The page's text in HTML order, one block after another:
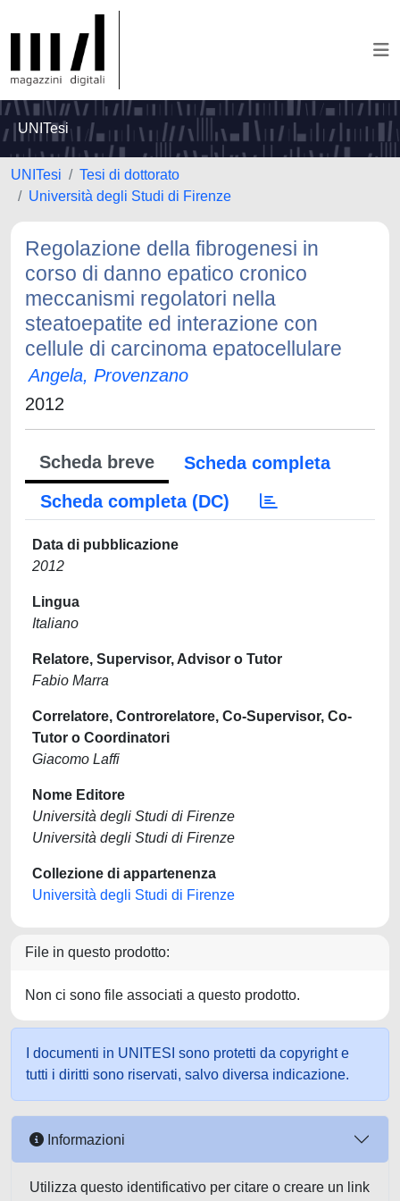
UNITesi
UNITesi
Tesi di dottorato
Università degli Studi di Firenze
Regolazione della fibrogenesi in
corso di danno epatico cronico
meccanismi regolatori nella
steatoepatite ed interazione con
cellule di carcinoma epatocellulare
Angela, Provenzano
2012
Scheda breve
Scheda completa
Scheda completa (DC)
Data di pubblicazione
2012
Lingua
Italiano
Relatore, Supervisor, Advisor o Tutor
Fabio Marra
Correlatore, Controrelatore, Co-Supervisor, Co-
Tutor o Coordinatori
Giacomo Laffi
Nome Editore
Università degli Studi di Firenze
Università degli Studi di Firenze
Collezione di appartenenza
Università degli Studi di Firenze
File in questo prodotto:
Non ci sono file associati a questo prodotto.
I documenti in UNITESI sono protetti da copyright e
tutti i diritti sono riservati, salvo diversa indicazione.
Informazioni
Utilizza questo identificativo per citare o creare un link